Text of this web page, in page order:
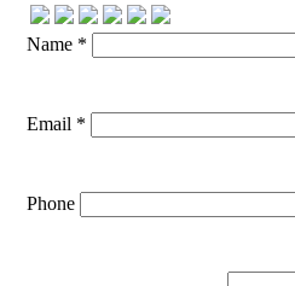
Name *
Email *
Phone